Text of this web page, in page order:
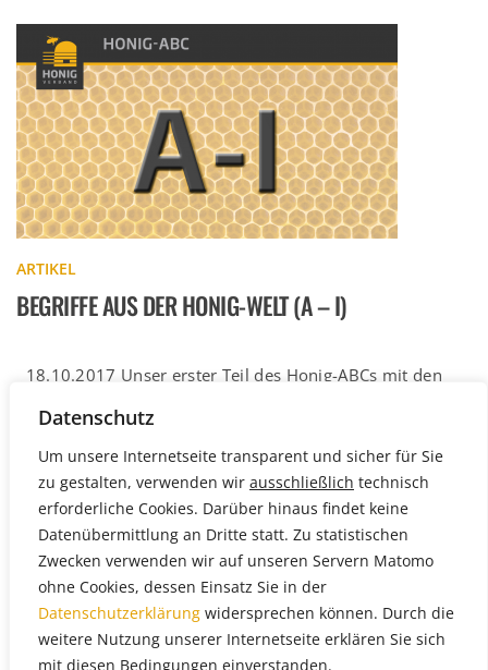
Datenschutz
Um unsere Internetseite transparent und sicher für Sie
zu gestalten, verwenden wir ausschließlich technisch
erforderliche Cookies. Darüber hinaus findet keine
Datenübermittlung an Dritte statt. Zu statistischen
Zwecken verwenden wir auf unseren Servern Matomo
ohne Cookies, dessen Einsatz Sie in der
Datenschutzerklärung widersprechen können. Durch die
weitere Nutzung unserer Internetseite erklären Sie sich
mit diesen Bedingungen einverstanden.
ARTIKEL
BEGRIFFE AUS DER HONIG-WELT (A – I)
18.10.2017 Unser erster Teil des Honig-ABCs mit den
Definitionen […]